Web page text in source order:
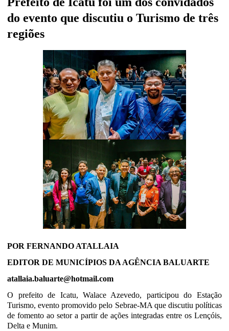
do evento que discutiu o Turismo de três
regiões
POR FERNANDO ATALLAIA
EDITOR DE MUNICÍPIOS DA AGÊNCIA BALUARTE
atallaia.baluarte@hotmail.com
O prefeito de Icatu, Walace Azevedo, participou do Estação
Turismo, evento promovido pelo Sebrae-MA que discutiu políticas
de fomento ao setor a partir de ações integradas entre os Lençóis,
Delta e Munim.